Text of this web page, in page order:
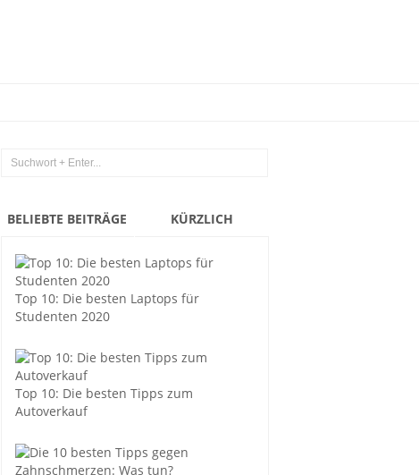
BELIEBTE BEITRÄGE KÜRZLICH
Top 10: Die besten Laptops für
Studenten 2020
Top 10: Die besten Tipps zum
Autoverkauf